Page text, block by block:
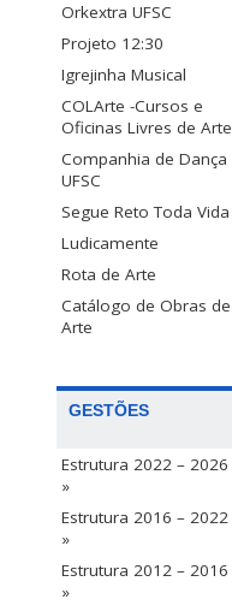
Orkextra UFSC
Projeto 12:30
Igrejinha Musical
COLArte -Cursos e
Oficinas Livres de Arte
Companhia de Dança
UFSC
Segue Reto Toda Vida
Ludicamente
Rota de Arte
Catálogo de Obras de
Arte
GESTÕES
Estrutura 2022 – 2026
»
Estrutura 2016 – 2022
»
Estrutura 2012 – 2016
»